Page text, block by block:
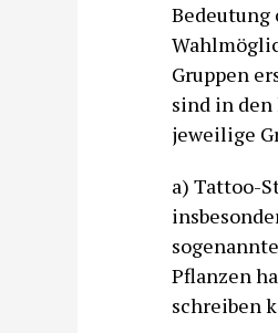
Bedeutung
Gruppen
sind in
jeweilige
a) Tattoo-
Pflanzen
schreiben